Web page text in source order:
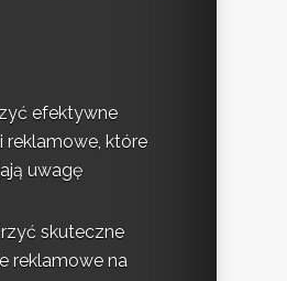
efektywne
reklamowe, które
uwagę
skuteczne
reklamowe na